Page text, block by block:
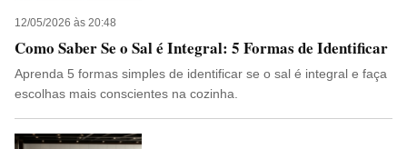
12/05/2026 às 20:48
Como Saber Se o Sal é Integral: 5 Formas de Identificar
Aprenda 5 formas simples de identificar se o sal é integral e faça
escolhas mais conscientes na cozinha.